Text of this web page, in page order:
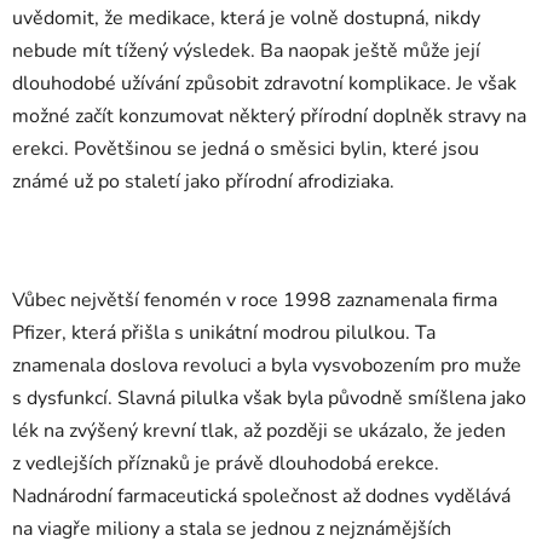
uvědomit, že medikace, která je volně dostupná, nikdy
nebude mít tížený výsledek. Ba naopak ještě může její
dlouhodobé užívání způsobit zdravotní komplikace. Je však
možné začít konzumovat některý přírodní doplněk stravy na
erekci. Povětšinou se jedná o směsici bylin, které jsou
známé už po staletí jako přírodní afrodiziaka.
Vůbec největší fenomén v roce 1998 zaznamenala firma
Pfizer, která přišla s unikátní modrou pilulkou. Ta
znamenala doslova revoluci a byla vysvobozením pro muže
s dysfunkcí. Slavná pilulka však byla původně smíšlena jako
lék na zvýšený krevní tlak, až později se ukázalo, že jeden
z vedlejších příznaků je právě dlouhodobá erekce.
Nadnárodní farmaceutická společnost až dodnes vydělává
na viagře miliony a stala se jednou z nejznámějších